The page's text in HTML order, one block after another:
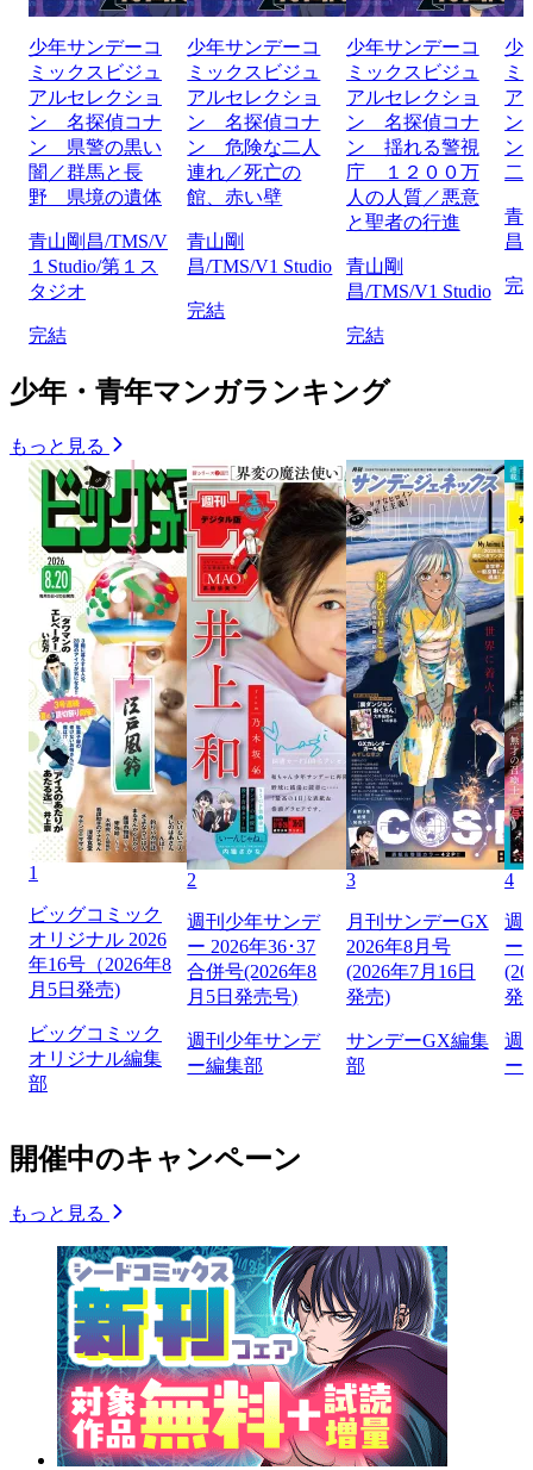
少年サンデーコ
ミックスビジュ
アルセレクショ
ン 名探偵コナ
ン 県警の黒い
闇／群馬と長
野 県境の遺体
青山剛昌/TMS/V
１Studio/第１ス
タジオ
完結
少年サンデーコ
ミックスビジュ
アルセレクショ
ン 名探偵コナ
ン 危険な二人
連れ／死亡の
館、赤い壁
青山剛
昌/TMS/V1 Studio
完結
少年サンデーコ
ミックスビジュ
アルセレクショ
ン 名探偵コナ
ン 揺れる警視
庁 １２００万
人の人質／悪意
と聖者の行進
青山剛
昌/TMS/V1 Studio
完結
少
ミ
ア
ン
ン
二
青
昌
完
少年・青年マンガランキング
もっと見る
1
ビッグコミック
オリジナル 2026
年16号（2026年8
月5日発売)
ビッグコミック
オリジナル編集
部
2
週刊少年サンデ
ー 2026年36･37
合併号(2026年8
月5日発売号)
週刊少年サンデ
ー編集部
3
月刊サンデーGX
2026年8月号
(2026年7月16日
発売)
サンデーGX編集
部
4
週
ー
発
週
ー
開催中のキャンペーン
もっと見る